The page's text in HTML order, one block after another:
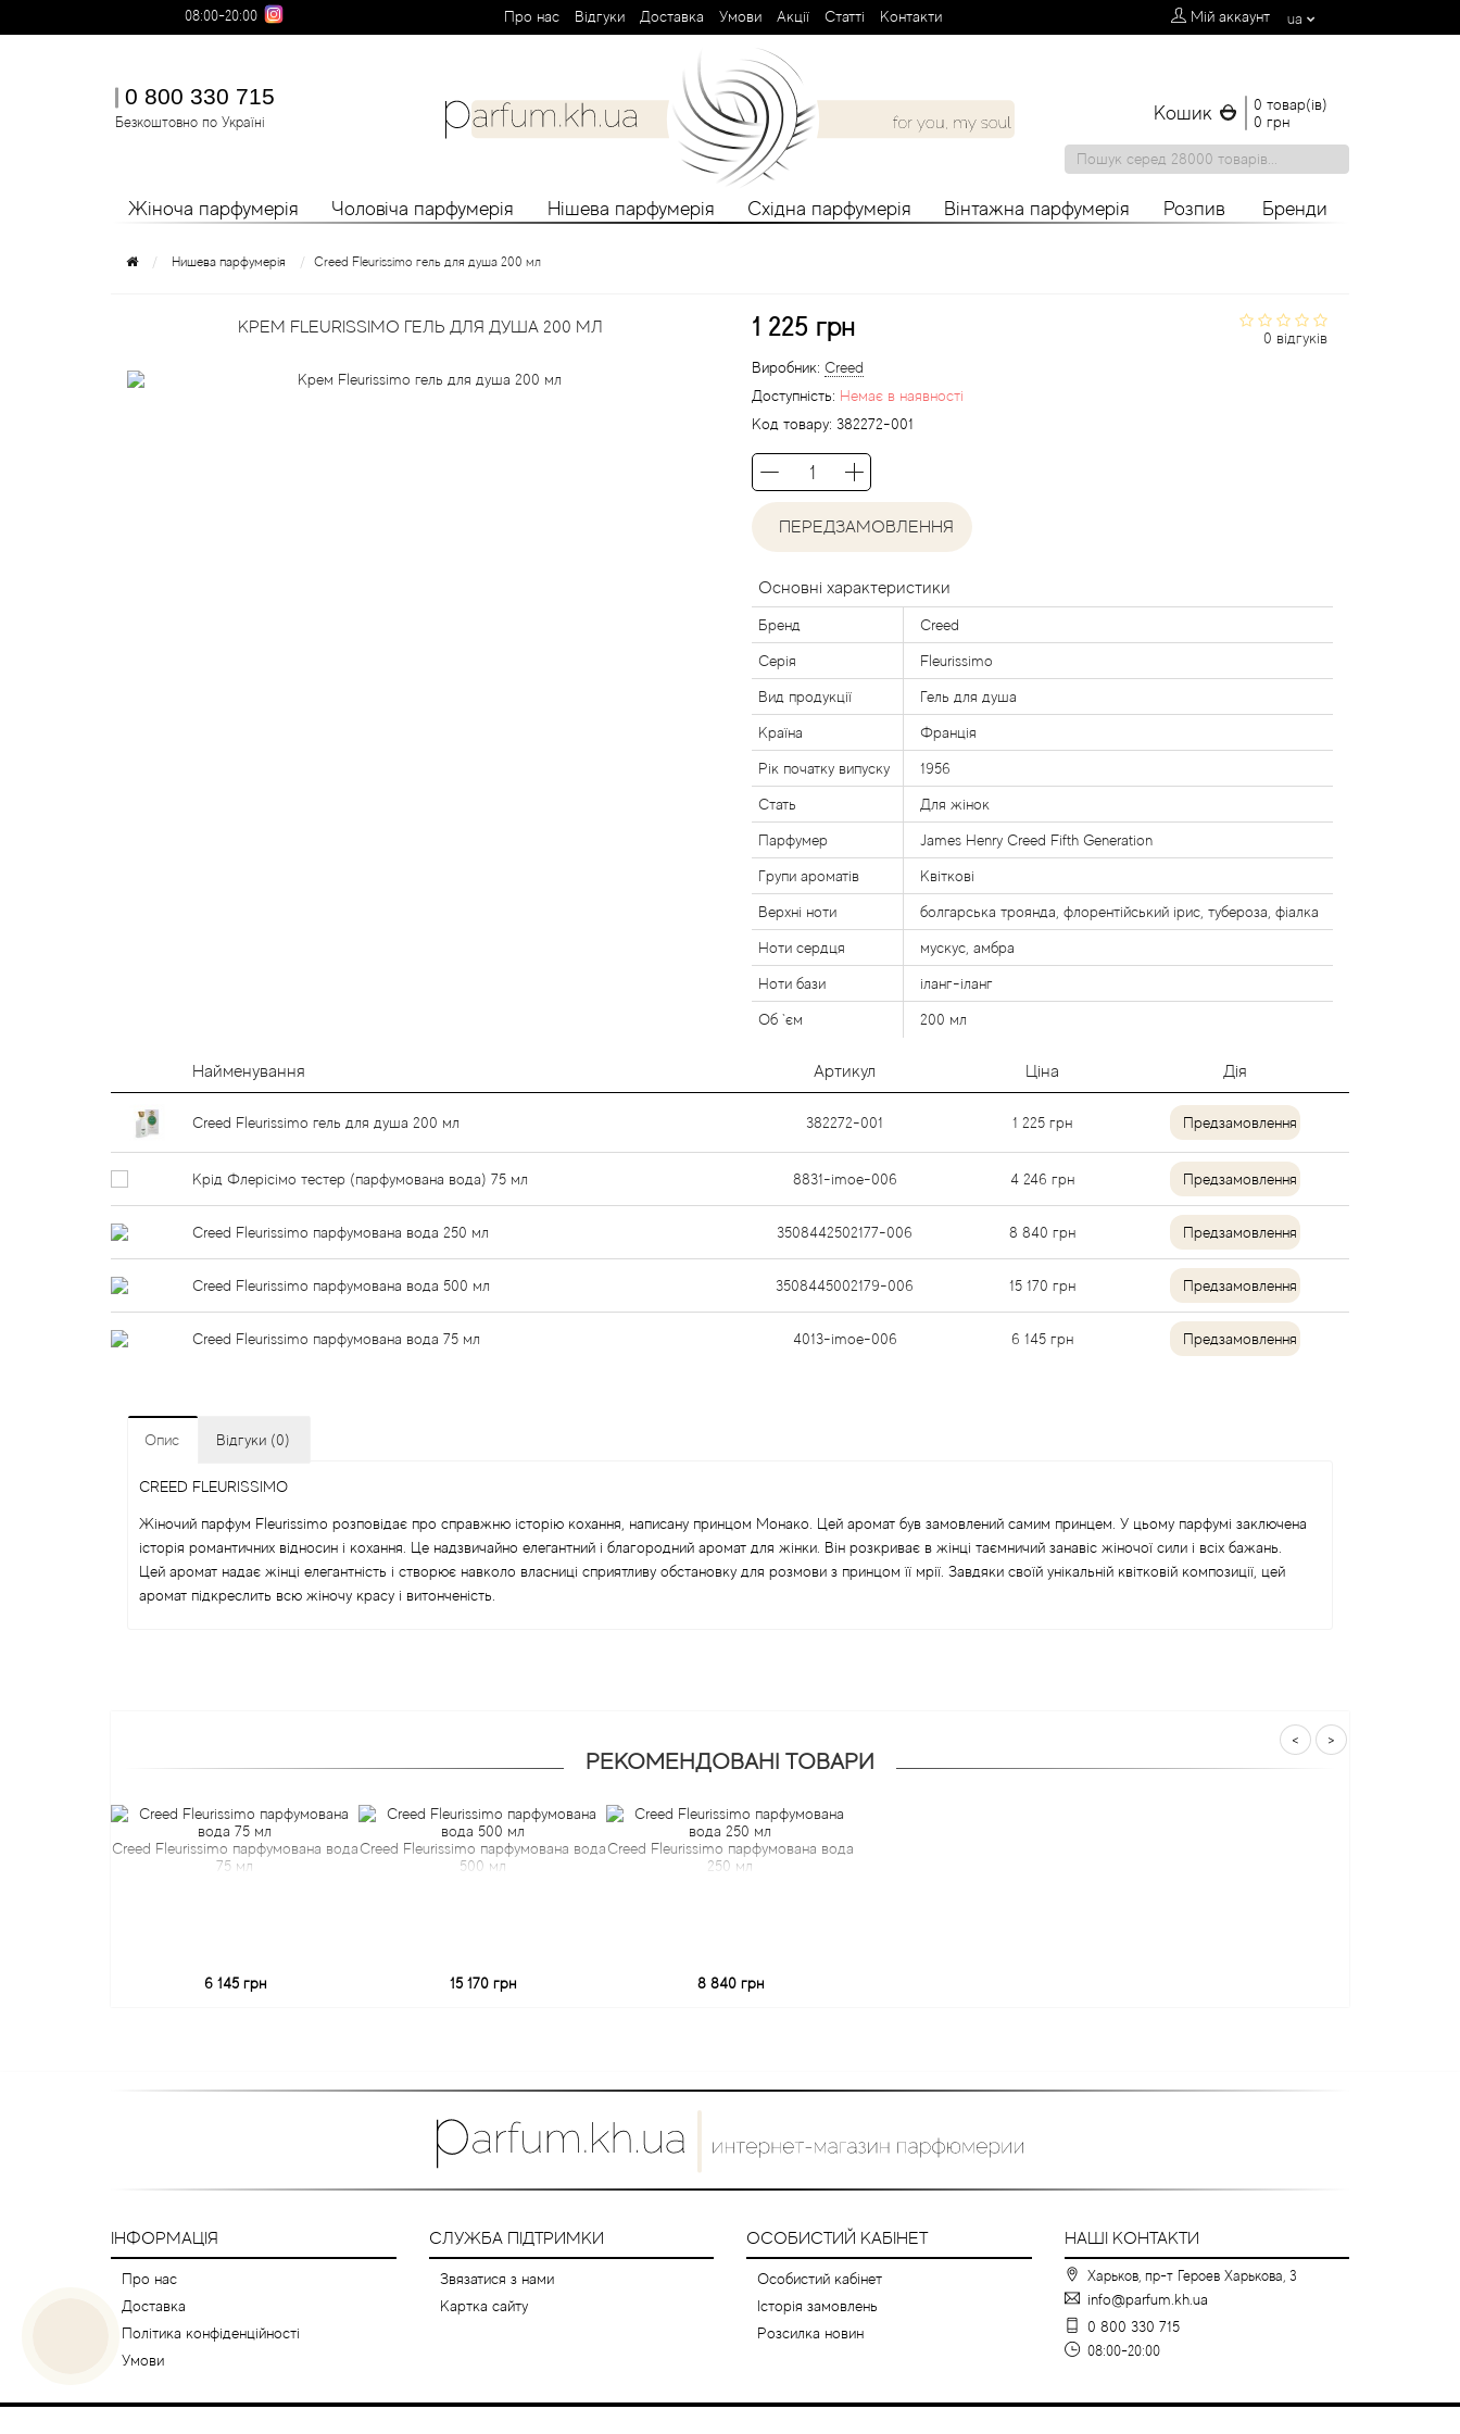
08:00-20:00 Про нас Вiдгуки Доставка Умови Aкції Cтатті Контакти Мій аккаунт ua
0 800 330 715
Безкоштовно по Україні Кошик
0 товар(ів)
0 грн
Жіноча парфумерія Чоловіча парфумерія Нішева парфумерія Східна парфумерія Вінтажна парфумерія Розпив Бренди
Нишева парфумерія Creed Fleurissimo гель для душа 200 мл
КРЕМ FLEURISSIMO ГЕЛЬ ДЛЯ ДУША 200 МЛ
0 відгуків
1 225 грн
Виробник: Creed
Доступність: Немає в наявності
Код товару: 382272-001
ПЕРЕДЗАМОВЛЕННЯ
Основні характеристики
Бренд Creed
Серія Fleurissimo
Вид продукції Гель для душа
Країна Франція
Рік початку випуску 1956
Стать Для жінок
Парфумер James Henry Creed Fifth Generation
Групи ароматів Квіткові
Верхні ноти болгарська троянда, флорентійський ірис, тубероза, фіалка
Ноти сердця мускус, амбра
Ноти бази іланг-іланг
Об `єм 200 мл
Найменування Артикул Ціна Дія
Creed Fleurissimo гель для душа 200 мл 382272-001 1 225 грн Предзамовлення
Крід Флерісімо тестер (парфумована вода) 75 мл 8831-imoe-006 4 246 грн Предзамовлення
Creed Fleurissimo парфумована вода 250 мл 3508442502177-006 8 840 грн Предзамовлення
Creed Fleurissimo парфумована вода 500 мл 3508445002179-006 15 170 грн Предзамовлення
Creed Fleurissimo парфумована вода 75 мл 4013-imoe-006 6 145 грн Предзамовлення
Опис Відгуки (0)
CREED FLEURISSIMO
Жіночий парфум Fleurissimo розповідає про справжню історію кохання, написану принцом Монако. Цей аромат був замовлений самим принцем. У цьому парфумі заключена
історія романтичних відносин і кохання. Це надзвичайно елегантний і благородний аромат для жінки. Він розкриває в жінці таємничий занавіс жіночої сили і всіх бажань.
Цей аромат надає жінці елегантність і створює навколо власниці сприятливу обстановку для розмови з принцом її мрії. Завдяки своїй унікальній квітковій композиції, цей
аромат підкреслить всю жіночу красу і витонченість.
РЕКОМЕНДОВАНІ ТОВАРИ
Creed Fleurissimo парфумована вода
75 мл
6 145 грн
Creed Fleurissimo парфумована вода
500 мл
15 170 грн
Creed Fleurissimo парфумована вода
250 мл
8 840 грн
< >
ІНФОРМАЦІЯ
Про нас
Доставка
Політика конфіденційності
Умови
СЛУЖБА ПІДТРИМКИ
Звязатися з нами
Картка сайту
ОСОБИСТИЙ КАБІНЕТ
Особистий кабінет
Історія замовлень
Розсилка новин
НАШІ КОНТАКТИ
Харьков, пр-т Героев Харькова, 3
info@parfum.kh.ua
0 800 330 715
08:00-20:00